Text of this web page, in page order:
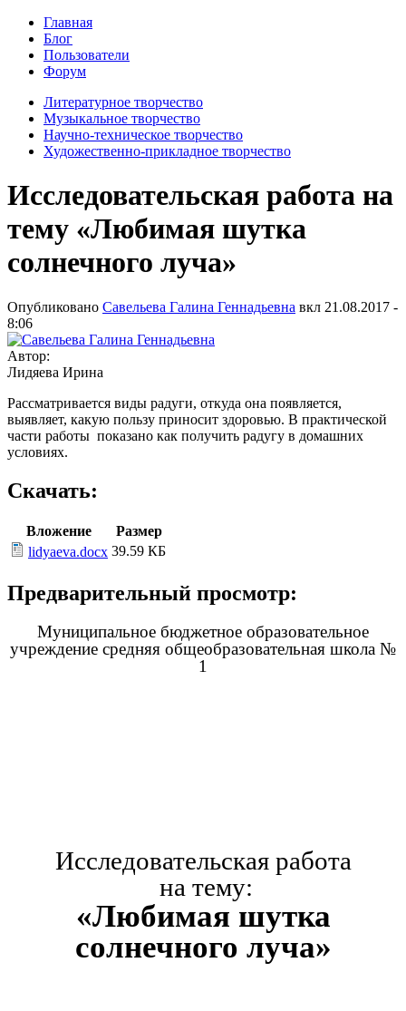
Главная
Блог
Пользователи
Форум
Литературное творчество
Музыкальное творчество
Научно-техническое творчество
Художественно-прикладное творчество
Исследовательская работа на
тему «Любимая шутка
солнечного луча»
Опубликовано Савельева Галина Геннадьевна вкл 21.08.2017 -
8:06
Автор:
Лидяева Ирина
Рассматривается виды радуги, откуда она появляется,
выявляет, какую пользу приносит здоровью. В практической
части работы показано как получить радугу в домашних
условиях.
Скачать:
Вложение
Размер
lidyaeva.docx 39.59 КБ
Предварительный просмотр:
Муниципальное бюджетное образовательное
учреждение средняя общеобразовательная школа №
1
Исследовательская работа
на тему:
«Любимая шутка
солнечного луча»